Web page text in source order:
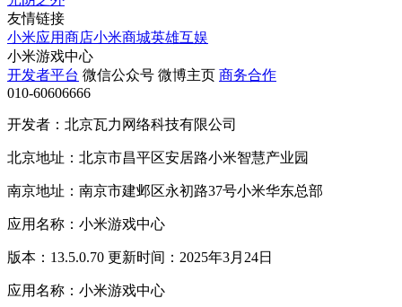
友情链接
小米应用商店小米商城英雄互娱
小米游戏中心
开发者平台 微信公众号 微博主页 商务合作
010-60606666
开发者：北京瓦力网络科技有限公司
北京地址：北京市昌平区安居路小米智慧产业园
南京地址：南京市建邺区永初路37号小米华东总部
应用名称：小米游戏中心
版本：13.5.0.70 更新时间：2025年3月24日
应用名称：小米游戏中心